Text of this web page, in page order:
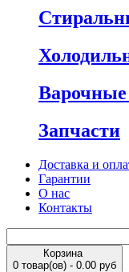
Запчасти
Доставка и
Гарантии
О нас
Контакты
Корзина
0 товар(ов) - 0.00 руб